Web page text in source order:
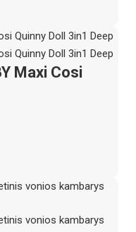
Maxi Cosi